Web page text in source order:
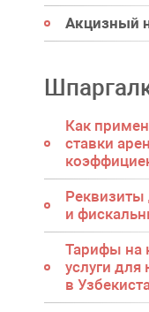
Акцизный
Как
ставки
и
Тарифы на
услуги
в